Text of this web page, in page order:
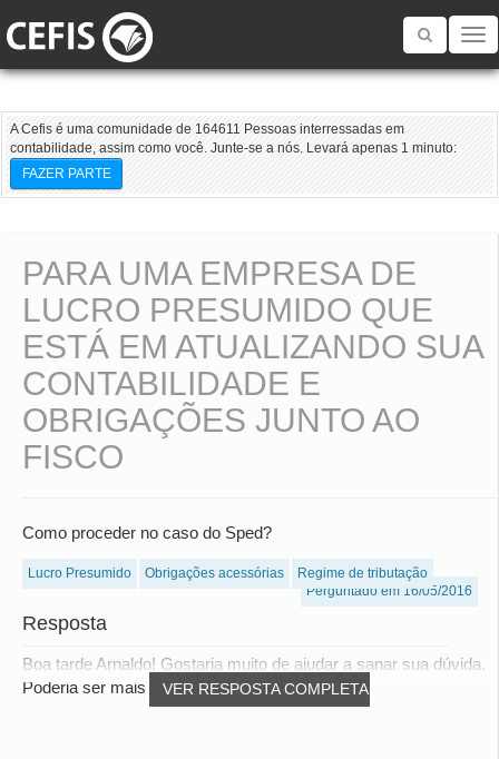
Toggle
A Cefis é uma comunidade de 164611 Pessoas interressadas em
contabilidade, assim como você. Junte-se a nós. Levará apenas 1 minuto:
FAZER PARTE
PARA UMA EMPRESA DE
LUCRO PRESUMIDO QUE
ESTÁ EM ATUALIZANDO SUA
CONTABILIDADE E
OBRIGAÇÕES JUNTO AO
FISCO
Como proceder no caso do Sped?
Lucro Presumido Obrigações acessórias
Regime de tributação
Perguntado em 16/05/2016
Resposta
VER RESPOSTA COMPLETA
Boa tarde Arnaldo! Gostaria muito de ajudar a sanar sua dúvida.
Poderia ser mais específico quanto a...